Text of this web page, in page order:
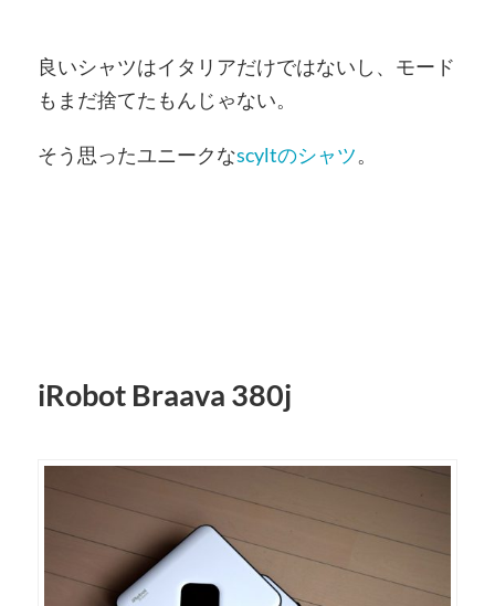
良いシャツはイタリアだけではないし、モード
もまだ捨てたもんじゃない。
そう思ったユニークなscyltのシャツ。
iRobot Braava 380j